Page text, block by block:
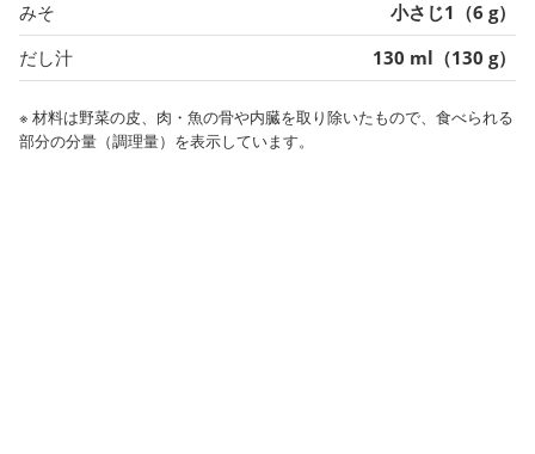
みそ
小さじ1（6 g）
だし汁
130 ml（130 g）
※ 材料は野菜の皮、肉・魚の骨や内臓を取り除いたもので、食べられる
部分の分量（調理量）を表示しています。